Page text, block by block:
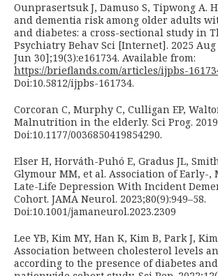
Ounprasertsuk J, Damuso S, Tipwong A.
and dementia risk among older adults
and diabetes: a cross-sectional study in
Psychiatry Behav Sci [Internet]. 2025 Aug
Jun 30];19(3):e161734. Available from:
https://brieflands.com/articles/ijpbs-
Doi:10.5812/ijpbs-161734.
Corcoran C, Murphy C, Culligan EP,
Malnutrition in the elderly. Sci Prog.
Doi:10.1177/0036850419854290.
Elser H, Horváth-Puhó E, Gradus JL,
Glymour MM, et al. Association of Early-,
Late-Life Depression With Incident
Cohort. JAMA Neurol. 2023;80(9):949–58.
Doi:10.1001/jamaneurol.2023.2309
Lee YB, Kim MY, Han K, Kim B, Park J,
Association between cholesterol levels
according to the presence of diabetes